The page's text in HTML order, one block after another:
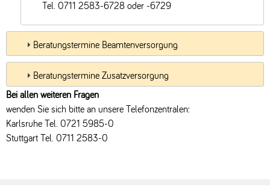
Tel. 0711 2583-6728 oder -6729
Beratungstermine Beamtenversorgung
Beratungstermine Zusatzversorgung
Bei allen weiteren Fragen
wenden Sie sich bitte an unsere Telefonzentralen:
Karlsruhe Tel. 0721 5985-0
Stuttgart Tel. 0711 2583-0